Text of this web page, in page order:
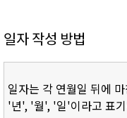
일자 작성 방법
일자는 각 연월일 뒤에
'년', '월', '일'이라고 표